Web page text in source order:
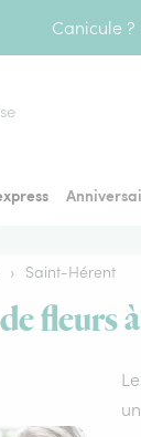
Canicule
› Saint-Hérent
fleurs